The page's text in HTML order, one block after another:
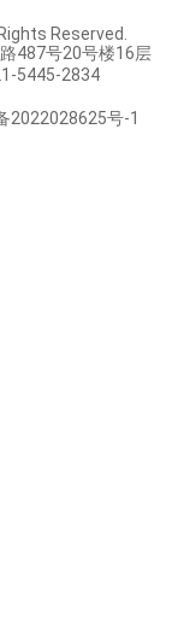
Reserved.
487号20号楼16层
5445-2834
2022028625号-1